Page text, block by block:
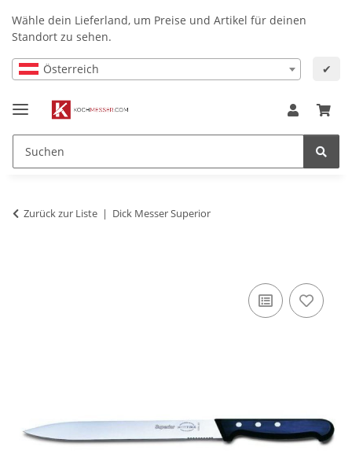
Wähle dein Lieferland, um Preise und Artikel für deinen
Standort zu sehen.
Österreich ✔
Zurück zur Liste Dick Messer Superior